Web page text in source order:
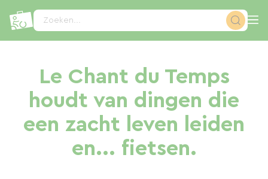
Zoeken...
Le Chant du Temps
houdt van dingen die
een zacht leven leiden
en... fietsen.
Cookies beheer paneel